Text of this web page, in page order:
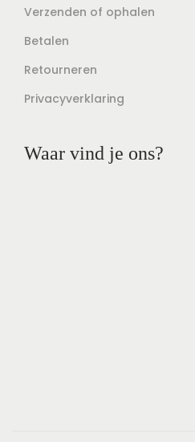
Verzenden of ophalen
Betalen
Retourneren
Privacyverklaring
Waar vind je ons?